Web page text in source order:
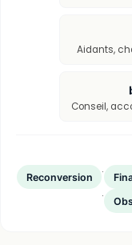
Aidants,
Conseil,
Reconversion ·
·